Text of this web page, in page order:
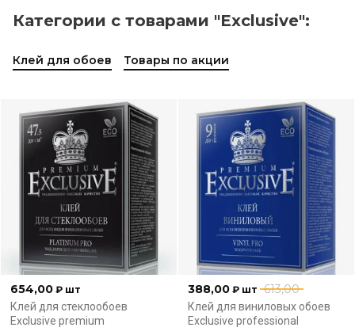
Категории с товарами "Exclusive":
Клей для обоев Товары по акции
654,00 ₽ шт
Клей для стеклообоев
Exclusive premium
613,00
388,00 ₽ шт
Клей для виниловых обоев
Exclusive professional